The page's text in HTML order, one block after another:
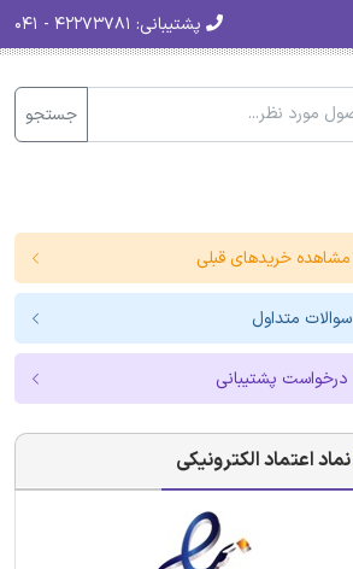
پشتیبانی:
جستجو
مشاهده خریدهای قبلی
سوالات متداول
درخواست پشتیبانی
نماد اعتماد الکترونیکی